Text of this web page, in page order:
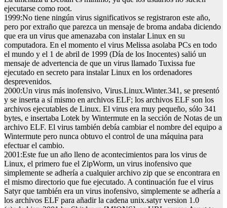
ejecutarse como root.
1999:No tiene ningún virus significativos se registraron este año,
pero por extraño que parezca un mensaje de broma andaba diciendo
que era un virus que amenazaba con instalar Linux en su
computadora. En el momento el virus Melissa asolaba PCs en todo
el mundo y el 1 de abril de 1999 (Día de los Inocentes) salió un
mensaje de advertencia de que un virus llamado Tuxissa fue
ejecutado en secreto para instalar Linux en los ordenadores
desprevenidos.
2000:Un virus más inofensivo, Virus.Linux.Winter.341, se presentó
y se inserta a sí mismo en archivos ELF; los archivos ELF son los
archivos ejecutables de Linux. El virus era muy pequeño, sólo 341
bytes, e insertaba Lotek by Wintermute en la sección de Notas de un
archivo ELF. El virus también debía cambiar el nombre del equipo a
Wintermute pero nunca obtuvo el control de una máquina para
efectuar el cambio.
2001:Este fue un año lleno de acontecimientos para los virus de
Linux, el primero fue el ZipWorm, un virus inofensivo que
simplemente se adhería a cualquier archivo zip que se encontrara en
el mismo directorio que fue ejecutado. A continuación fue el virus
Satyr que también era un virus inofensivo, simplemente se adhería a
los archivos ELF para añadir la cadena unix.satyr version 1.0